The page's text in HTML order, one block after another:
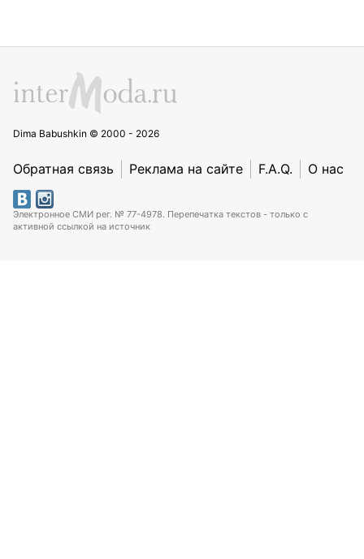
Dima Babushkin © 2000 - 2026
Обратная связь Реклама на сайте F.A.Q. О нас
Электронное СМИ рег. № 77-4978. Перепечатка текстов - только с
активной ссылкой на источник